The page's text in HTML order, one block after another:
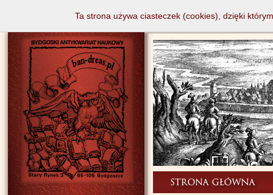
Ta strona używa ciasteczek (cookies), dzięki